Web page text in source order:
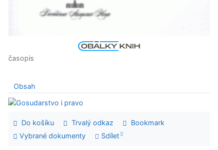
časopis
Obsah
Do košíku Trvalý odkaz
Bookmark
Vybrané dokumenty
Sdílet